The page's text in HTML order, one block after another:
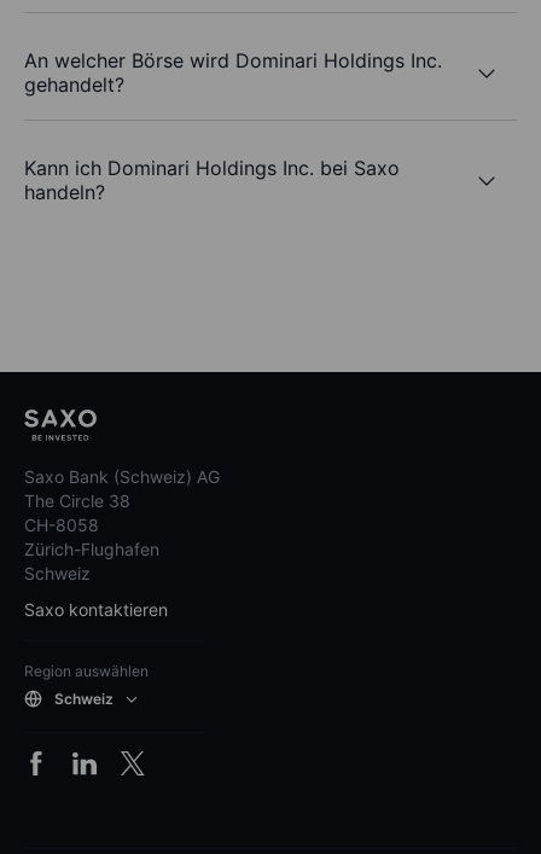
An welcher Börse wird Dominari Holdings Inc.
gehandelt?
Kann ich Dominari Holdings Inc. bei Saxo
handeln?
Saxo Bank (Schweiz) AG
The Circle 38
CH-8058
Zürich-Flughafen
Schweiz
Saxo kontaktieren
Region auswählen
Schweiz